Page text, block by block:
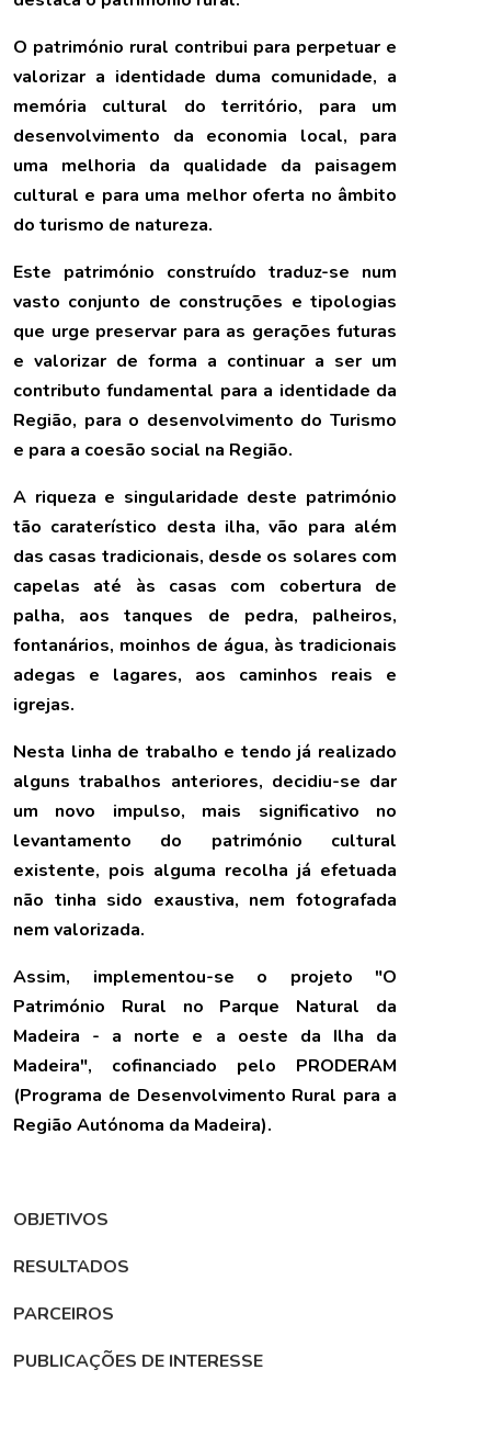
O património rural contribui para perpetuar e
valorizar a identidade duma comunidade, a
memória cultural do território, para um
desenvolvimento da economia local, para
uma melhoria da qualidade da paisagem
cultural e para uma melhor oferta no âmbito
do turismo de natureza.
Este património construído traduz-se num
vasto conjunto de construções e tipologias
que urge preservar para as gerações futuras
e valorizar de forma a continuar a ser um
contributo fundamental para a identidade da
Região, para o desenvolvimento do Turismo
e para a coesão social na Região.
A riqueza e singularidade deste património
tão caraterístico desta ilha, vão para além
das casas tradicionais, desde os solares com
capelas até às casas com cobertura de
palha, aos tanques de pedra, palheiros,
fontanários, moinhos de água, às tradicionais
adegas e lagares, aos caminhos reais e
igrejas.
Nesta linha de trabalho e tendo já realizado
alguns trabalhos anteriores, decidiu-se dar
um novo impulso, mais significativo no
levantamento do património cultural
existente, pois alguma recolha já efetuada
não tinha sido exaustiva, nem fotografada
nem valorizada.
Assim, implementou-se o projeto "O
Património Rural no Parque Natural da
Madeira - a norte e a oeste da Ilha da
Madeira", cofinanciado pelo PRODERAM
(Programa de Desenvolvimento Rural para a
Região Autónoma da Madeira).
OBJETIVOS
RESULTADOS
PARCEIROS
PUBLICAÇÕES DE INTERESSE